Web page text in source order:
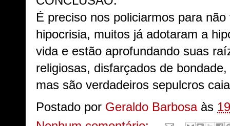
É preciso nos policiarmos para
hipocrisia, muitos já adotaram a
vida e estão aprofundando suas
religiosas, disfarçados de
mas são verdadeiros sepulcros
Postado por Geraldo Barbosa às